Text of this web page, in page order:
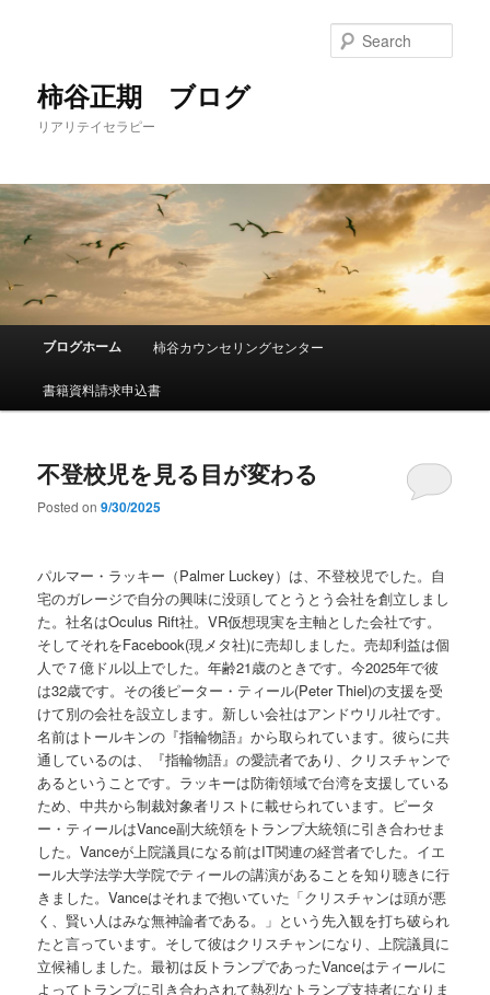
柿谷正期 ブログ
リアリテイセラピー
Skip
to
content
Skip
to
content
ブログホーム 柿谷カウンセリングセンター
書籍資料請求申込書
不登校児を見る目が変わる
Posted on9/30/2025
パルマー・ラッキー（Palmer Luckey）は、不登校児でした。自
宅のガレージで自分の興味に没頭してとうとう会社を創立しまし
た。社名はOculus Rift社。VR仮想現実を主軸とした会社です。
そしてそれをFacebook(現メタ社)に売却しました。売却利益は個
人で７億ドル以上でした。年齢21歳のときです。今2025年で彼
は32歳です。その後ピーター・ティール(Peter Thiel)の支援を受
けて別の会社を設立します。新しい会社はアンドウリル社です。
名前はトールキンの『指輪物語』から取られています。彼らに共
通しているのは、『指輪物語』の愛読者であり、クリスチャンで
あるということです。ラッキーは防衛領域で台湾を支援している
ため、中共から制裁対象者リストに載せられています。ピータ
ー・ティールはVance副大統領をトランプ大統領に引き合わせま
した。Vanceが上院議員になる前はIT関連の経営者でした。イエ
ール大学法学大学院でティールの講演があることを知り聴きに行
きました。Vanceはそれまで抱いていた「クリスチャンは頭が悪
く、賢い人はみな無神論者である。」という先入観を打ち破られ
たと言っています。そして彼はクリスチャンになり、上院議員に
立候補しました。最初は反トランプであったVanceはティールに
よってトランプに引き合わされて熱烈なトランプ支持者になりま